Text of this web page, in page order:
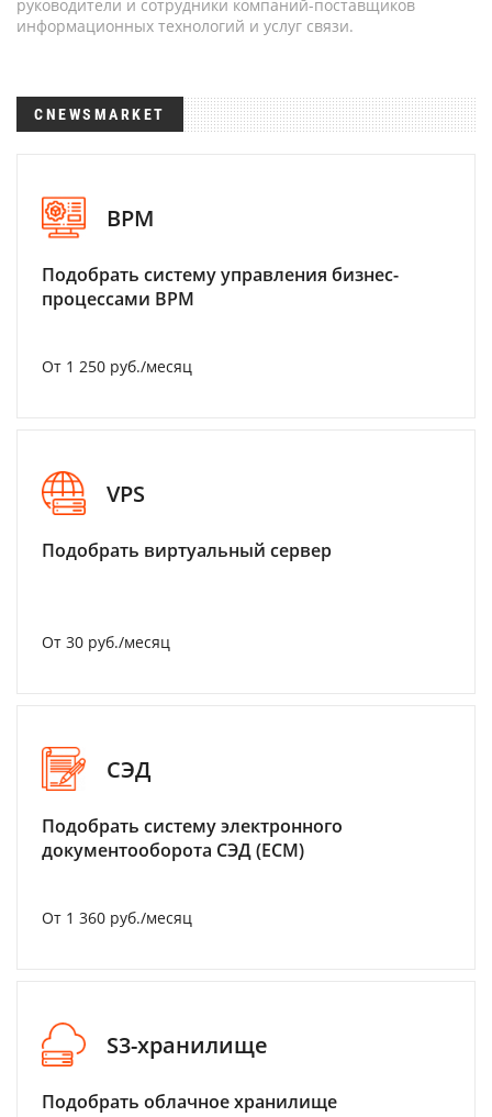
руководители и сотрудники компаний-поставщиков
информационных технологий и услуг связи.
CNEWSMARKET
BPM
Подобрать систему управления бизнес-
процессами BPM
От 1 250 руб./месяц
VPS
Подобрать виртуальный сервер
От 30 руб./месяц
СЭД
Подобрать систему электронного
документооборота СЭД (ECM)
От 1 360 руб./месяц
S3-хранилище
Подобрать облачное хранилище